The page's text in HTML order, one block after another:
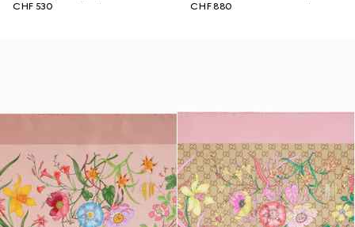
CHF 530
CHF 880